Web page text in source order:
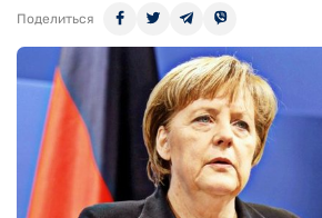
Поделиться